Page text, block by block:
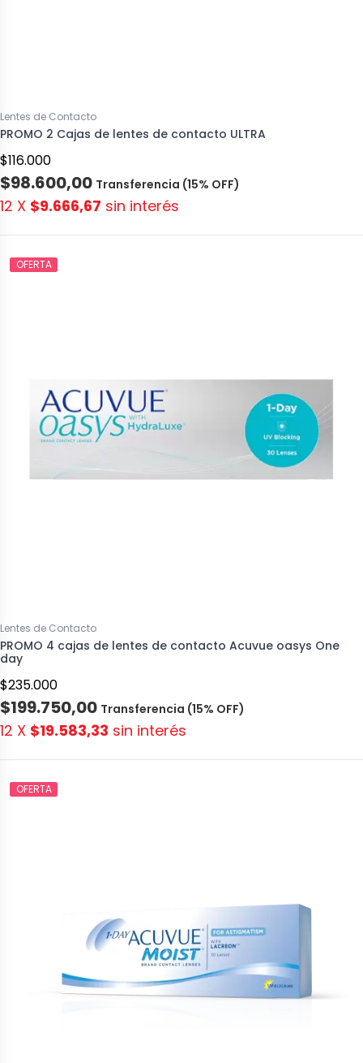
Lentes de Contacto
PROMO 2 Cajas de lentes de contacto ULTRA
$116.000
$98.600,00 Transferencia (15% OFF)
12 X $9.666,67 sin interés
OFERTA
Lentes de Contacto
PROMO 4 cajas de lentes de contacto Acuvue oasys One
day
$235.000
$199.750,00 Transferencia (15% OFF)
12 X $19.583,33 sin interés
OFERTA